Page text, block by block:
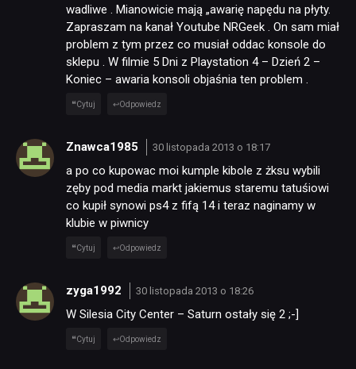
wadliwe . Mianowicie mają „awarię napędu na płyty.
Zapraszam na kanał Youtube NRGeek . On sam miał
problem z tym przez co musiał oddac konsole do
sklepu . W filmie 5 Dni z Playstation 4 – Dzień 2 –
Koniec – awaria konsoli objaśnia ten problem .
Cytuj Odpowiedz
Znawca1985 30 listopada 2013 o 18:17
a po co kupowac moi kumple kibole z żksu wybili
zęby pod media markt jakiemus staremu tatuśiowi
co kupił synowi ps4 z fifą 14 i teraz naginamy w
klubie w piwnicy
Cytuj Odpowiedz
zyga1992 30 listopada 2013 o 18:26
W Silesia City Center – Saturn ostały się 2 ;-]
Cytuj Odpowiedz